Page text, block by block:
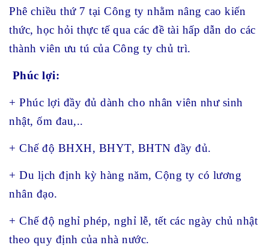
Phê chiều thứ 7 tại Công ty nhằm nâng cao kiến
thức, học hỏi thực tế qua các đề tài hấp dẫn do các
thành viên ưu tú của Công ty chủ trì.
Phúc lợi:
+ Phúc lợi đầy đủ dành cho nhân viên như sinh
nhật, ốm đau,..
+ Chế độ BHXH, BHYT, BHTN đầy đủ.
+ Du lịch định kỳ hàng năm, Cộng ty có lương
nhân đạo.
+ Chế độ nghỉ phép, nghỉ lễ, tết các ngày chủ nhật
theo quy định của nhà nước.